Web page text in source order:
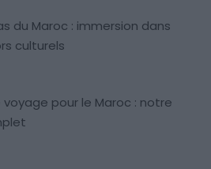
du Maroc : immersion dans
culturels
voyage pour le Maroc : notre